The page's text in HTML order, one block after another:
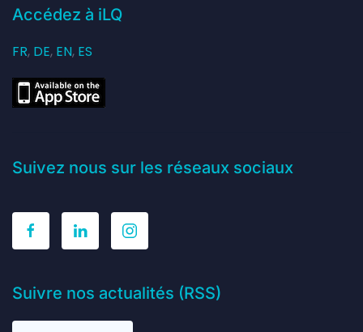
Accédez à iLQ
FR, DE, EN, ES
Suivez nous sur les réseaux sociaux
Suivre nos actualités (RSS)